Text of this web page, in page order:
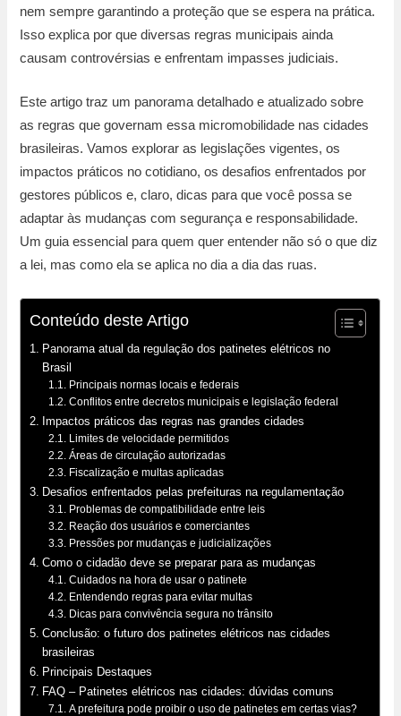
nem sempre garantindo a proteção que se espera na prática.
Isso explica por que diversas regras municipais ainda
causam controvérsias e enfrentam impasses judiciais.
Este artigo traz um panorama detalhado e atualizado sobre
as regras que governam essa micromobilidade nas cidades
brasileiras. Vamos explorar as legislações vigentes, os
impactos práticos no cotidiano, os desafios enfrentados por
gestores públicos e, claro, dicas para que você possa se
adaptar às mudanças com segurança e responsabilidade.
Um guia essencial para quem quer entender não só o que diz
a lei, mas como ela se aplica no dia a dia das ruas.
Conteúdo deste Artigo
Panorama atual da regulação dos patinetes elétricos no
Brasil
Principais normas locais e federais
Conflitos entre decretos municipais e legislação federal
Impactos práticos das regras nas grandes cidades
Limites de velocidade permitidos
Áreas de circulação autorizadas
Fiscalização e multas aplicadas
Desafios enfrentados pelas prefeituras na regulamentação
Problemas de compatibilidade entre leis
Reação dos usuários e comerciantes
Pressões por mudanças e judicializações
Como o cidadão deve se preparar para as mudanças
Cuidados na hora de usar o patinete
Entendendo regras para evitar multas
Dicas para convivência segura no trânsito
Conclusão: o futuro dos patinetes elétricos nas cidades
brasileiras
Principais Destaques
FAQ – Patinetes elétricos nas cidades: dúvidas comuns
A prefeitura pode proibir o uso de patinetes em certas vias?